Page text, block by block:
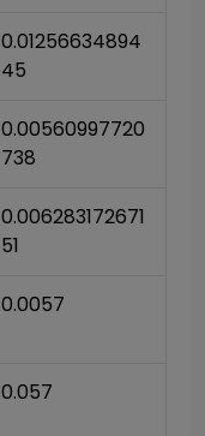
0.01256634894
45
0.00560997720
738
0.006283172671
51
0.0057
0.057